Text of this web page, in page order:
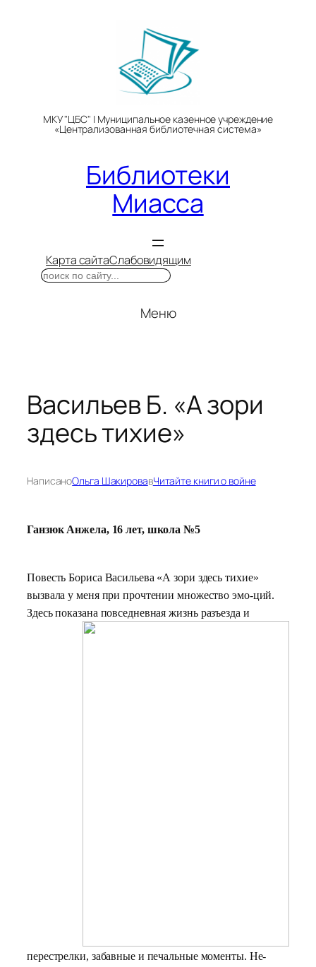
МКУ "ЦБС" | Муниципальное казенное учреждение
«Централизованная библиотечная система»
Библиотеки
Миасса
Карта сайтаСлабовидящим
Поиск
Меню
Васильев Б. «А зори
здесь тихие»
НаписаноОльга ШакировавЧитайте книги о войне
Ганзюк Анжела, 16 лет, школа №5
Повесть Бориса Васильева «А зори здесь тихие»
вызвала у меня при прочтении множество эмо-ций.
Здесь показана повседневнаяжизнь разъезда и
перестрелки, забавные и печальные моменты. Не-